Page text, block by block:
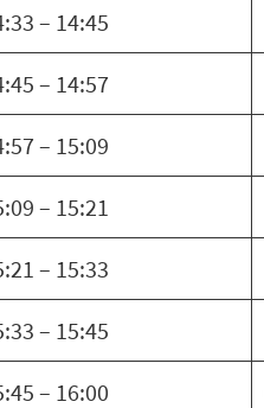
– 14:45
– 14:57
– 15:09
– 15:21
– 15:33
– 15:45
– 16:00